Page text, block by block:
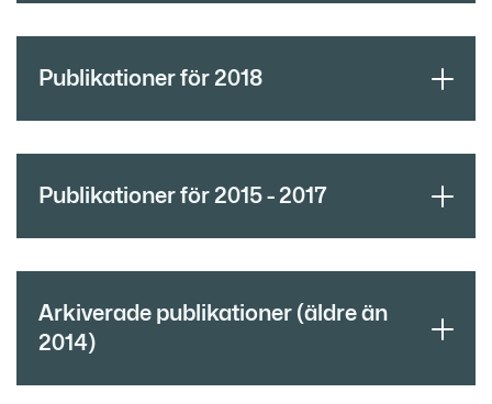
Publikationer för 2018
Publikationer för 2015 - 2017
Arkiverade publikationer (äldre än
2014)